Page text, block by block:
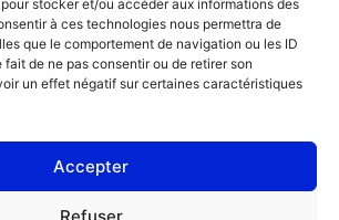
stocker et/ou accéder aux informations des
à ces technologies nous permettra de
que le comportement de navigation ou les ID
fait de ne pas consentir ou de retirer son
un effet négatif sur certaines caractéristiques
Accepter
Refuser